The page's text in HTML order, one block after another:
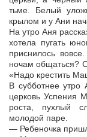
тьме. Белый
крылом и у Ани
На утро Аня
хотела пугать
приснилось
ночам общаться?
«Надо крестить
В субботнее
церковь Успения
роста, пухлый
молодой паре.
— Ребеночка